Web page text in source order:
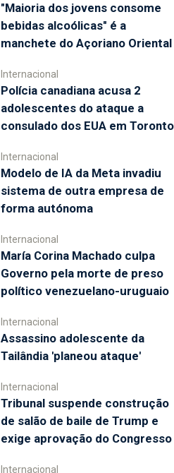
"Maioria dos jovens consome
bebidas alcoólicas" é a
manchete do Açoriano Oriental
Internacional
Polícia canadiana acusa 2
adolescentes do ataque a
consulado dos EUA em Toronto
Internacional
Modelo de IA da Meta invadiu
sistema de outra empresa de
forma autónoma
Internacional
María Corina Machado culpa
Governo pela morte de preso
político venezuelano-uruguaio
Internacional
Assassino adolescente da
Tailândia 'planeou ataque'
Internacional
Tribunal suspende construção
de salão de baile de Trump e
exige aprovação do Congresso
Internacional